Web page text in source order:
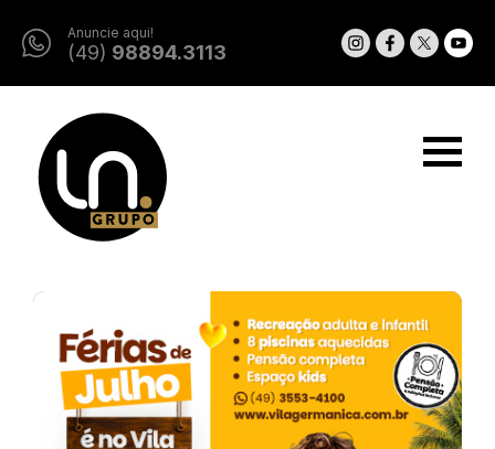
Anuncie aqui!
(49) 98894.3113